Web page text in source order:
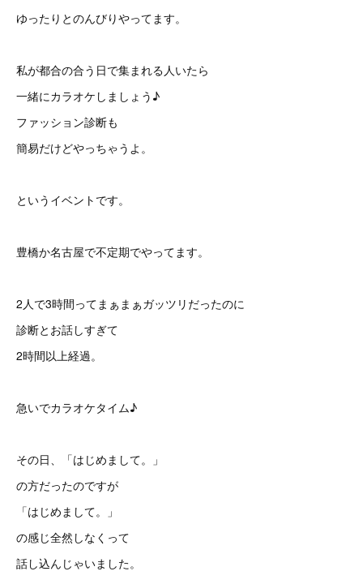
ゆったりとのんびりやってます。
私が都合の合う日で集まれる人いたら
一緒にカラオケしましょう♪
ファッション診断も
簡易だけどやっちゃうよ。
というイベントです。
豊橋か名古屋で不定期でやってます。
2人で3時間ってまぁまぁガッツリだったのに
診断とお話しすぎて
2時間以上経過。
急いでカラオケタイム♪
その日、「はじめまして。」
の方だったのですが
「はじめまして。」
の感じ全然しなくって
話し込んじゃいました。